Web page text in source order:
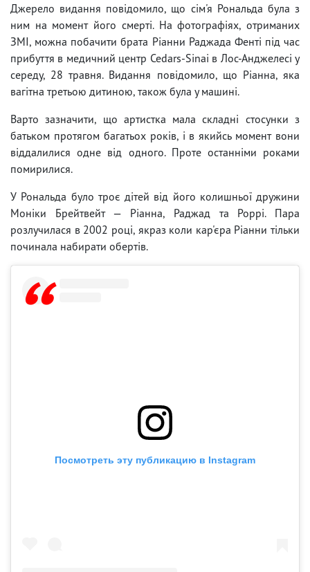
Джерело видання повідомило, що сім'я Рональда була з
ним на момент його смерті. На фотографіях, отриманих
ЗМІ, можна побачити брата Ріанни Раджада Фенті під час
прибуття в медичний центр Cedars-Sinai в Лос-Анджелесі у
середу, 28 травня. Видання повідомило, що Ріанна, яка
вагітна третьою дитиною, також була у машині.
Варто зазначити, що артистка мала складні стосунки з
батьком протягом багатьох років, і в якийсь момент вони
віддалилися одне від одного. Проте останніми роками
помирилися.
У Рональда було троє дітей від його колишньої дружини
Моніки Брейтвейт — Ріанна, Раджад та Роррі. Пара
розлучилася в 2002 році, якраз коли кар'єра Ріанни тільки
починала набирати обертів.
Посмотреть эту публикацию в Instagram